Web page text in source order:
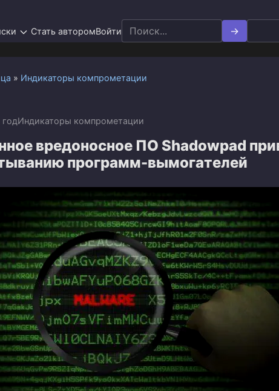
Стать авторомВойти
Search
for:
» Индикаторы компрометации
годИндикаторы компрометации
вредоносное ПО Shadowpad
программ-вымогателей